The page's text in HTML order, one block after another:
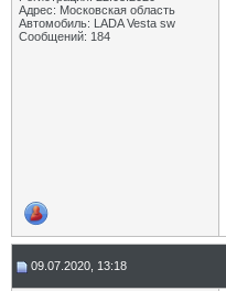
Адрес: Московская область
Автомобиль: LADA Vesta sw
Сообщений: 184
09.07.2020, 13:18